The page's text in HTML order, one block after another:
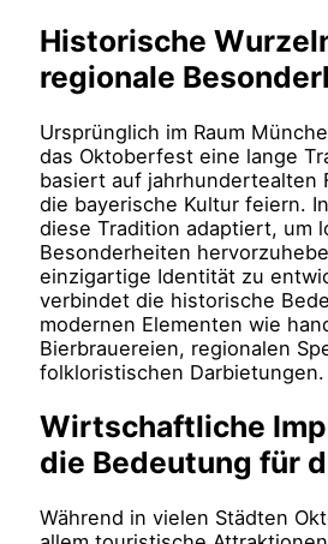
Historische
regionale
Ursprünglich im Raum
das Oktoberfest eine lange
basiert auf jahrhundertealten
die bayerische Kultur feiern.
diese Tradition adaptiert, um
Besonderheiten
einzigartige Identität zu
verbindet die historische
modernen Elementen wie
Bierbrauereien, regionalen
folkloristischen Darbietungen.
Wirtschaftliche
die Bedeutung für
Während in vielen Städten